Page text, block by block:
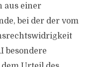
aus einer
bei der der vom
besondere